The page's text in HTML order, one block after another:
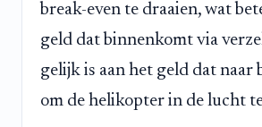
break-even te draaien, wat
geld dat binnenkomt via
gelijk is aan het geld dat naar
om de helikopter in de lucht